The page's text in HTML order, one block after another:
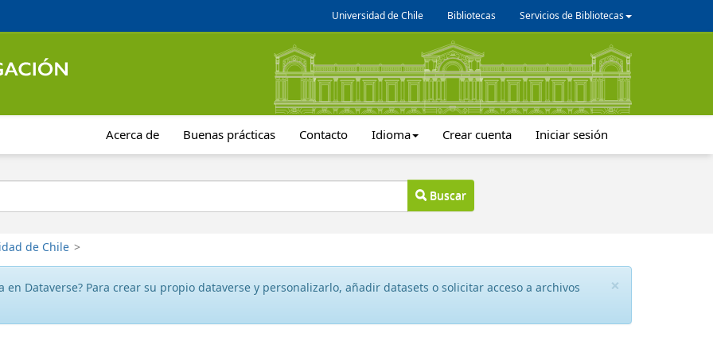
Universidad de Chile Bibliotecas Servicios de Bibliotecas
Acerca de Buenas prácticas Contacto Idioma Crear cuenta Iniciar sesión
Buscar
de Chile >
×
en Dataverse? Para crear su propio dataverse y personalizarlo, añadir datasets o solicitar acceso a archivos